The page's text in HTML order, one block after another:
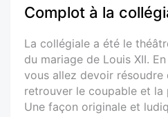
Complot à la
La collégiale a été le
du mariage de Louis XII.
vous allez devoir résoudre
retrouver le coupable et la
Une façon originale et